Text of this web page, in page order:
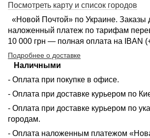
Посмотреть карту и список городов
«Новой Почтой» по Украине. Заказы
наложенный платеж по тарифам
10 000 грн — полная оплата на IBAN
Подробнее о доставке
Наличными
- Оплата при покупке в офисе.
- Оплата при доставке курьером по
- Оплата при доставке курьером по
городам.
- Оплата наложенным платежом